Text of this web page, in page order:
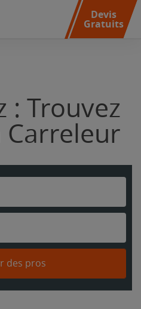
Devis
Gratuits
: Trouvez
Carreleur
des pros